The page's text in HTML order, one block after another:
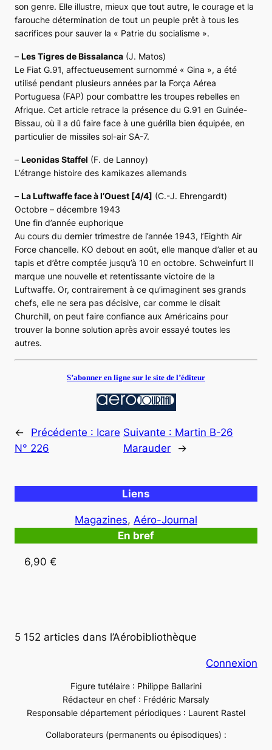
son genre. Elle illustre, mieux que tout autre, le courage et la
farouche détermination de tout un peuple prêt à tous les
sacrifices pour sauver la « Patrie du socialisme ».
– Les Tigres de Bissalanca (J. Matos)
Le Fiat G.91, affectueusement surnommé « Gina », a été
utilisé pendant plusieurs années par la Força Aérea
Portuguesa (FAP) pour combattre les troupes rebelles en
Afrique. Cet article retrace la présence du G.91 en Guinée-
Bissau, où il a dû faire face à une guérilla bien équipée, en
particulier de missiles sol-air SA-7.
– LeonidasStaffel (F. de Lannoy)
L’étrange histoire des kamikazes allemands
– La Luftwaffe face à l’Ouest [4/4] (C.-J. Ehrengardt)
Octobre – décembre 1943
Une fin d’année euphorique
Au cours du dernier trimestre de l’année 1943, l’Eighth Air
Force chancelle. KO debout en août, elle manque d’aller et au
tapis et d’être comptée jusqu’à 10 en octobre. Schweinfurt II
marque une nouvelle et retentissante victoire de la
Luftwaffe. Or, contrairement à ce qu’imaginent ses grands
chefs, elle ne sera pas décisive, car comme le disait
Churchill, on peut faire confiance aux Américains pour
trouver la bonne solution après avoir essayé toutes les
autres.
S’abonner en ligne sur le site de l’éditeur
← Précédente : Icare
N° 226
Suivante : Martin B-26
Marauder
→
Liens
Magazines, Aéro-Journal
En bref
6,90 €
5 152 articles dans l’Aérobibliothèque
Connexion
Figure tutélaire : Philippe Ballarini
Rédacteur en chef : Frédéric Marsaly
Responsable département périodiques : Laurent Rastel
Collaborateurs (permanents ou épisodiques) :